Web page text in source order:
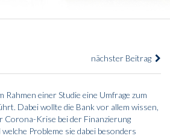
nächster Beitrag
Rahmen einer Studie eine Umfrage zum
Dabei wollte die Bank vor allem wissen,
Corona-Krise bei der Finanzierung
Probleme sie dabei besonders